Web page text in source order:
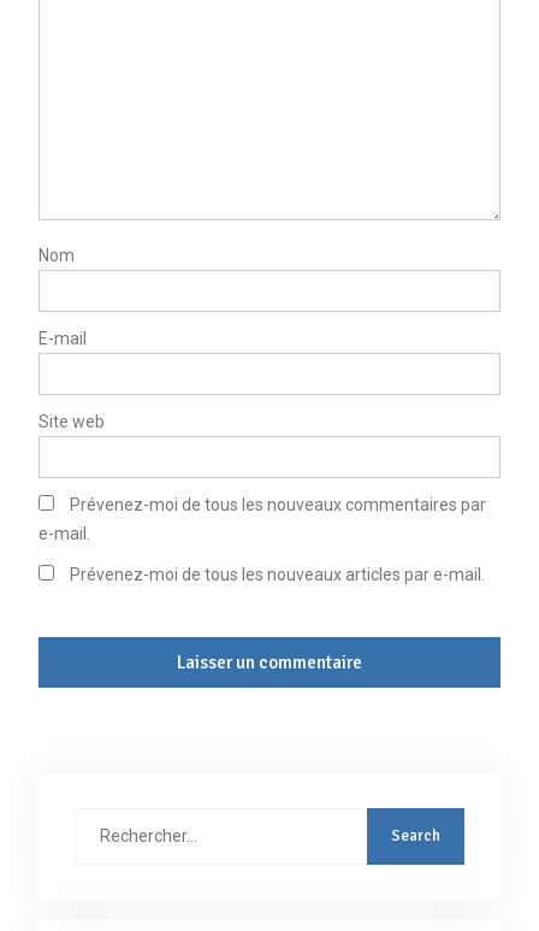
Nom
E-mail
Site web
Prévenez-moi de tous les nouveaux commentaires par
e-mail.
Prévenez-moi de tous les nouveaux articles par e-mail.